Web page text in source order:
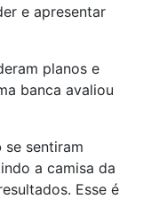
e apresentar
planos e
banca avaliou
se sentiram
a camisa da
Esse é